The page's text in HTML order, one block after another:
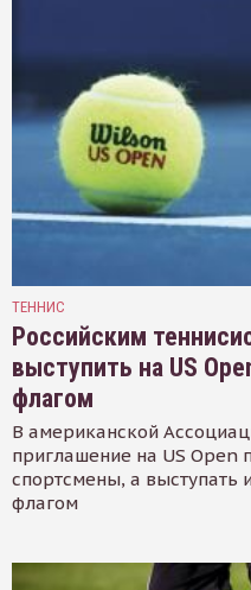
ТЕННИС
Российским
выступить на US
флагом
В американской
приглашение на US Open
спортсмены, а выступать
флагом